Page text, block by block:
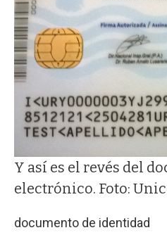
Y así es el revés del
electrónico. Foto:
documento de identidad